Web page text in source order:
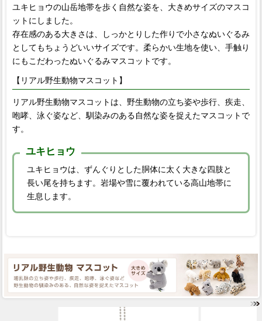
ユキヒョウの山岳地帯を歩く自然な姿を、大きめサイズのマスコ
ットにしました。
存在感のある大きさは、しっかとりした作りで小さなぬいぐるみ
としてもちょうどいいサイズです。柔らかい生地を使い、手触り
にもこだわったぬいぐるみマスコットです。
【リアル野生動物マスコット】
リアル野生動物マスコットは、野生動物の立ち姿や歩行、疾走、
咆哮、泳ぐ姿など、馴染みのある自然な姿を捉えたマスコットで
す。
ユキヒョウ
ユキヒョウは、ずんぐりとした胴体に太く大きな四肢と
長い尾を持ちます。岩場や雪に覆われている高山地帯に
生息します。